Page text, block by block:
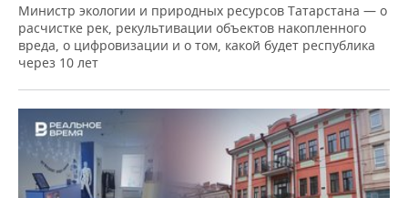
Министр экологии и природных ресурсов Татарстана — о
расчистке рек, рекультивации объектов накопленного
вреда, о цифровизации и о том, какой будет республика
через 10 лет